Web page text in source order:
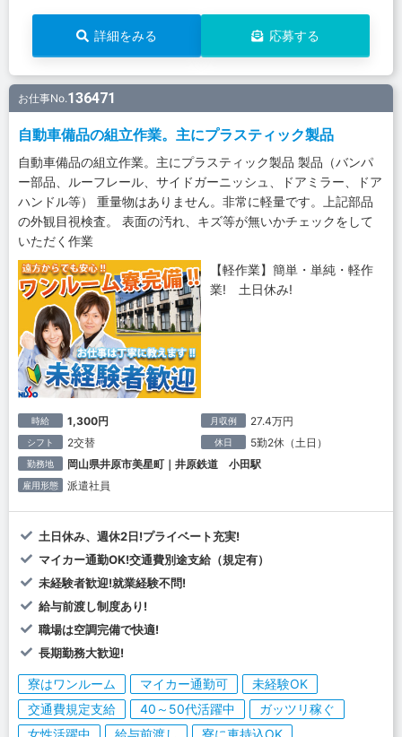
詳細をみる 応募する
お仕事No.136471
自動車備品の組立作業。主にプラスティック製品
自動車備品の組立作業。主にプラスティック製品 製品（バンパ
ー部品、ルーフレール、サイドガーニッシュ、ドアミラー、ドア
ハンドル等） 重量物はありません。非常に軽量です。上記部品
の外観目視検査。 表面の汚れ、キズ等が無いかチェックをして
いただく作業
【軽作業】簡単・単純・軽作
業! 土日休み!
時給 1,300円 月収例 27.4万円
シフト 2交替 休日 5勤2休（土日）
勤務地 岡山県井原市美星町｜井原鉄道 小田駅
雇用形態 派遣社員
土日休み、週休2日!プライベート充実!
マイカー通勤OK!交通費別途支給（規定有）
未経験者歓迎!就業経験不問!
給与前渡し制度あり!
職場は空調完備で快適!
長期勤務大歓迎!
寮はワンルーム マイカー通勤可
未経験OK
交通費規定支給
40～50代活躍中
ガッツリ稼ぐ
女性活躍中
給与前渡し
寮に車持込OK